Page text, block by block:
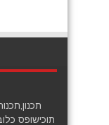
תוכישופס